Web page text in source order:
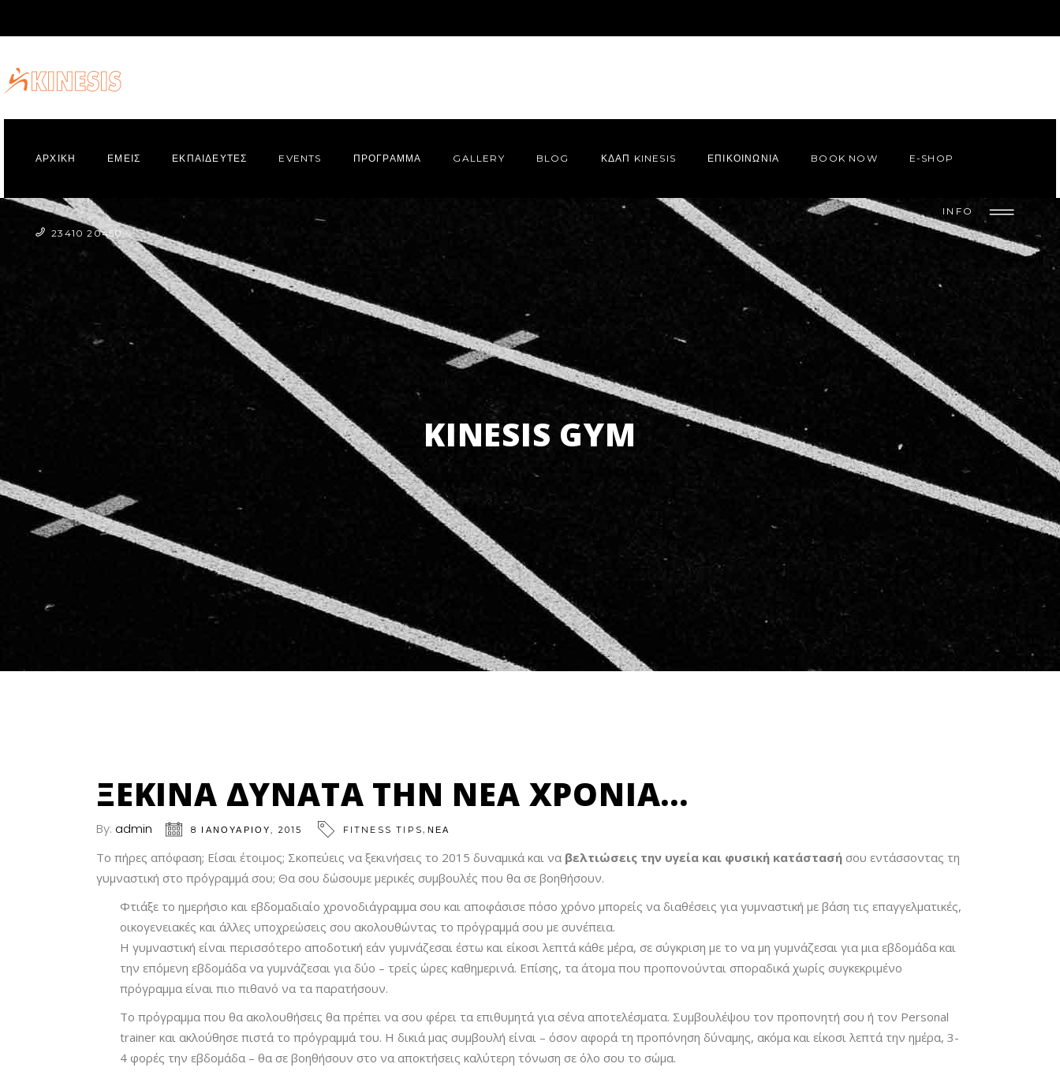
ΑΡΧΙΚΗ ΕΜΕΙΣ ΕΚΠΑΙΔΕΥΤΕΣ EVENTS ΠΡΌΓΡΑΜΜΑ GALLERY BLOG ΚΔΑΠ KINESIS ΕΠΙΚΟΙΝΩΝΙΑ BOOK NOW E-SHOP
23410 20450
INFO
KINESIS GYM
ΞΕΚΊΝΑ ΔΥΝΑΤΆ ΤΗΝ ΝΈΑ ΧΡΟΝΙΆ…
By: admin 8 ΙΑΝΟΥΑΡΊΟΥ, 2015 FITNESS TIPS,ΝΕΑ
Το πήρες απόφαση; Είσαι έτοιμος; Σκοπεύεις να ξεκινήσεις το 2015 δυναμικά και να βελτιώσεις την υγεία και φυσική κατάστασή σου εντάσσοντας τη
γυμναστική στο πρόγραμμά σου; Θα σου δώσουμε μερικές συμβουλές που θα σε βοηθήσουν.
Φτιάξε το ημερήσιο και εβδομαδιαίο χρονοδιάγραμμα σου και αποφάσισε πόσο χρόνο μπορείς να διαθέσεις για γυμναστική με βάση τις επαγγελματικές,
οικογενειακές και άλλες υποχρεώσεις σου ακολουθώντας το πρόγραμμά σου με συνέπεια.
Η γυμναστική είναι περισσότερο αποδοτική εάν γυμνάζεσαι έστω και είκοσι λεπτά κάθε μέρα, σε σύγκριση με το να μη γυμνάζεσαι για μια εβδομάδα και
την επόμενη εβδομάδα να γυμνάζεσαι για δύο – τρείς ώρες καθημερινά. Επίσης, τα άτομα που προπονούνται σποραδικά χωρίς συγκεκριμένο
πρόγραμμα είναι πιο πιθανό να τα παρατήσουν.
Το πρόγραμμα που θα ακολουθήσεις θα πρέπει να σου φέρει τα επιθυμητά για σένα αποτελέσματα. Συμβουλέψου τον προπονητή σου ή τον Personal
trainer και ακλούθησε πιστά το πρόγραμμά του. Η δικιά μας συμβουλή είναι – όσον αφορά τη προπόνηση δύναμης, ακόμα και είκοσι λεπτά την ημέρα, 3-
4 φορές την εβδομάδα – θα σε βοηθήσουν στο να αποκτήσεις καλύτερη τόνωση σε όλο σου το σώμα.